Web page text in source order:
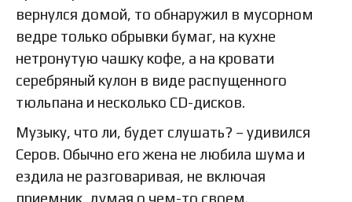
вернулся домой, то обнаружил в мусорном
ведре только обрывки бумаг, на кухне
нетронутую чашку кофе, а на кровати
серебряный кулон в виде распущенного
тюльпана и несколько CD-дисков.
Музыку, что ли, будет слушать? – удивился
Серов. Обычно его жена не любила шума и
ездила не разговаривая, не включая
приемник, думая о чем-то своем.